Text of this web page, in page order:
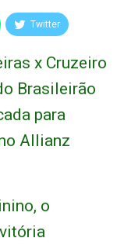
Twitter
x Cruzeiro
Brasileirão
para
Allianz
o